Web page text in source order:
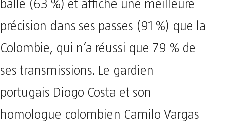
balle (63 %) et affiche une meilleure
précision dans ses passes (91 %) que la
Colombie, qui n’a réussi que 79 % de
ses transmissions. Le gardien
portugais Diogo Costa et son
homologue colombien Camilo Vargas